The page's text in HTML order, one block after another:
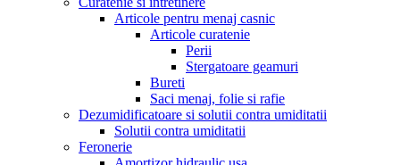
Articole pentru menaj casnic
Articole curatenie
Perii
Stergatoare geamuri
Bureti
Saci menaj, folie si rafie
Dezumidificatoare si solutii contra umiditatii
Solutii contra umiditatii
Feronerie